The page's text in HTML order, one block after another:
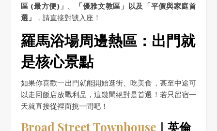
區 (最方便)」 、
「優雅文教區」以及「平價與家庭首
選」
，請直接對號入座！
羅馬浴場周邊熱區：出門就
是核心景點
如果你喜歡一出門就能開始逛街、吃美食，甚至中途可
以走回飯店放戰利品，這幾間絕對是首選！若只留宿一
天就直接從裡面挑一間吧！
Broad Street Townhouse ｜英倫